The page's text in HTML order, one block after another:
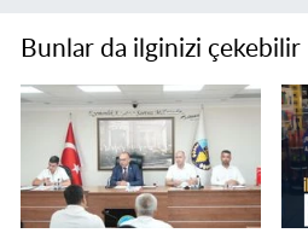
Bunlar da ilginizi çekebilir